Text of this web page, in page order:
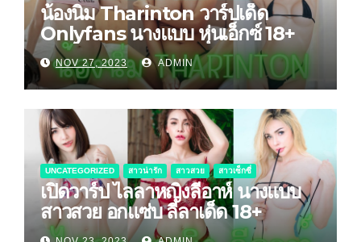
น้องนิ่ม Tharinton วาร์ปเด็ด
Onlyfans นางแบบ หุ่นเอ็กซ์ 18+
NOV 27, 2023 ADMIN
UNCATEGORIZED สาวน่ารัก สาวสวย สาวเซ็กซี่
เปิดวาร์ป ไลลาหญิงลีอาห์ นางแบบ
สาวสวย อกแซ่บ ลีลาเด็ด 18+